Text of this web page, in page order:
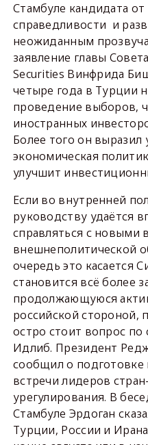
Стамбуле кандидата
справедливости и
неожиданным
заявление главы
Securities Винфрида
четыре года в Турции
проведение выборов,
иностранных
Более того он выразил
экономическая
улучшит
Если во внутренней
руководству удаётся
справляться с новыми
внешнеполитической
очередь это касается
становится всё более
продолжающуюся
российской стороной,
остро стоит вопрос
Идлиб. Президент
сообщил о подготовке
встречи лидеров
урегулирования. В
Стамбуле Эрдоган
Турции, России и